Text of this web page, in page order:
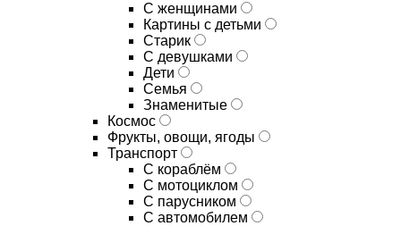
С женщинами
Картины с детьми
Старик
С девушками
Дети
Семья
Знаменитые
Космос
Фрукты, овощи, ягоды
Транспорт
С кораблём
С мотоциклом
С парусником
С автомобилем